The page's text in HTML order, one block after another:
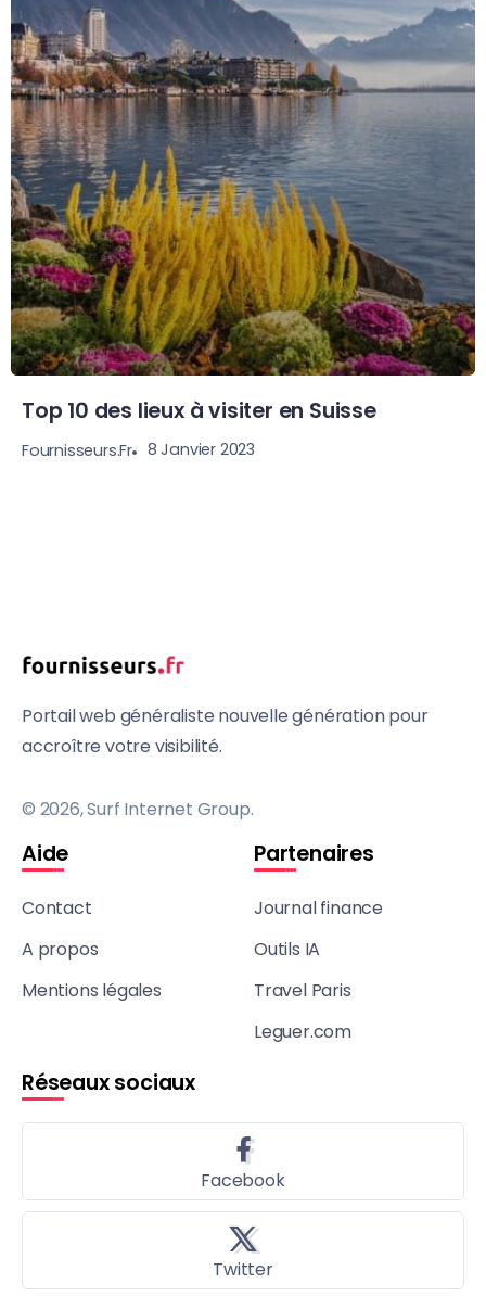
Top 10 des lieux à visiter en Suisse
Fournisseurs.fr 8 Janvier 2023
Portail web généraliste nouvelle génération pour
accroître votre visibilité.
© 2026, Surf Internet Group.
Aide
Contact
A propos
Mentions légales
Partenaires
Journal finance
Outils IA
Travel Paris
Leguer.com
Réseaux sociaux
Facebook
Twitter